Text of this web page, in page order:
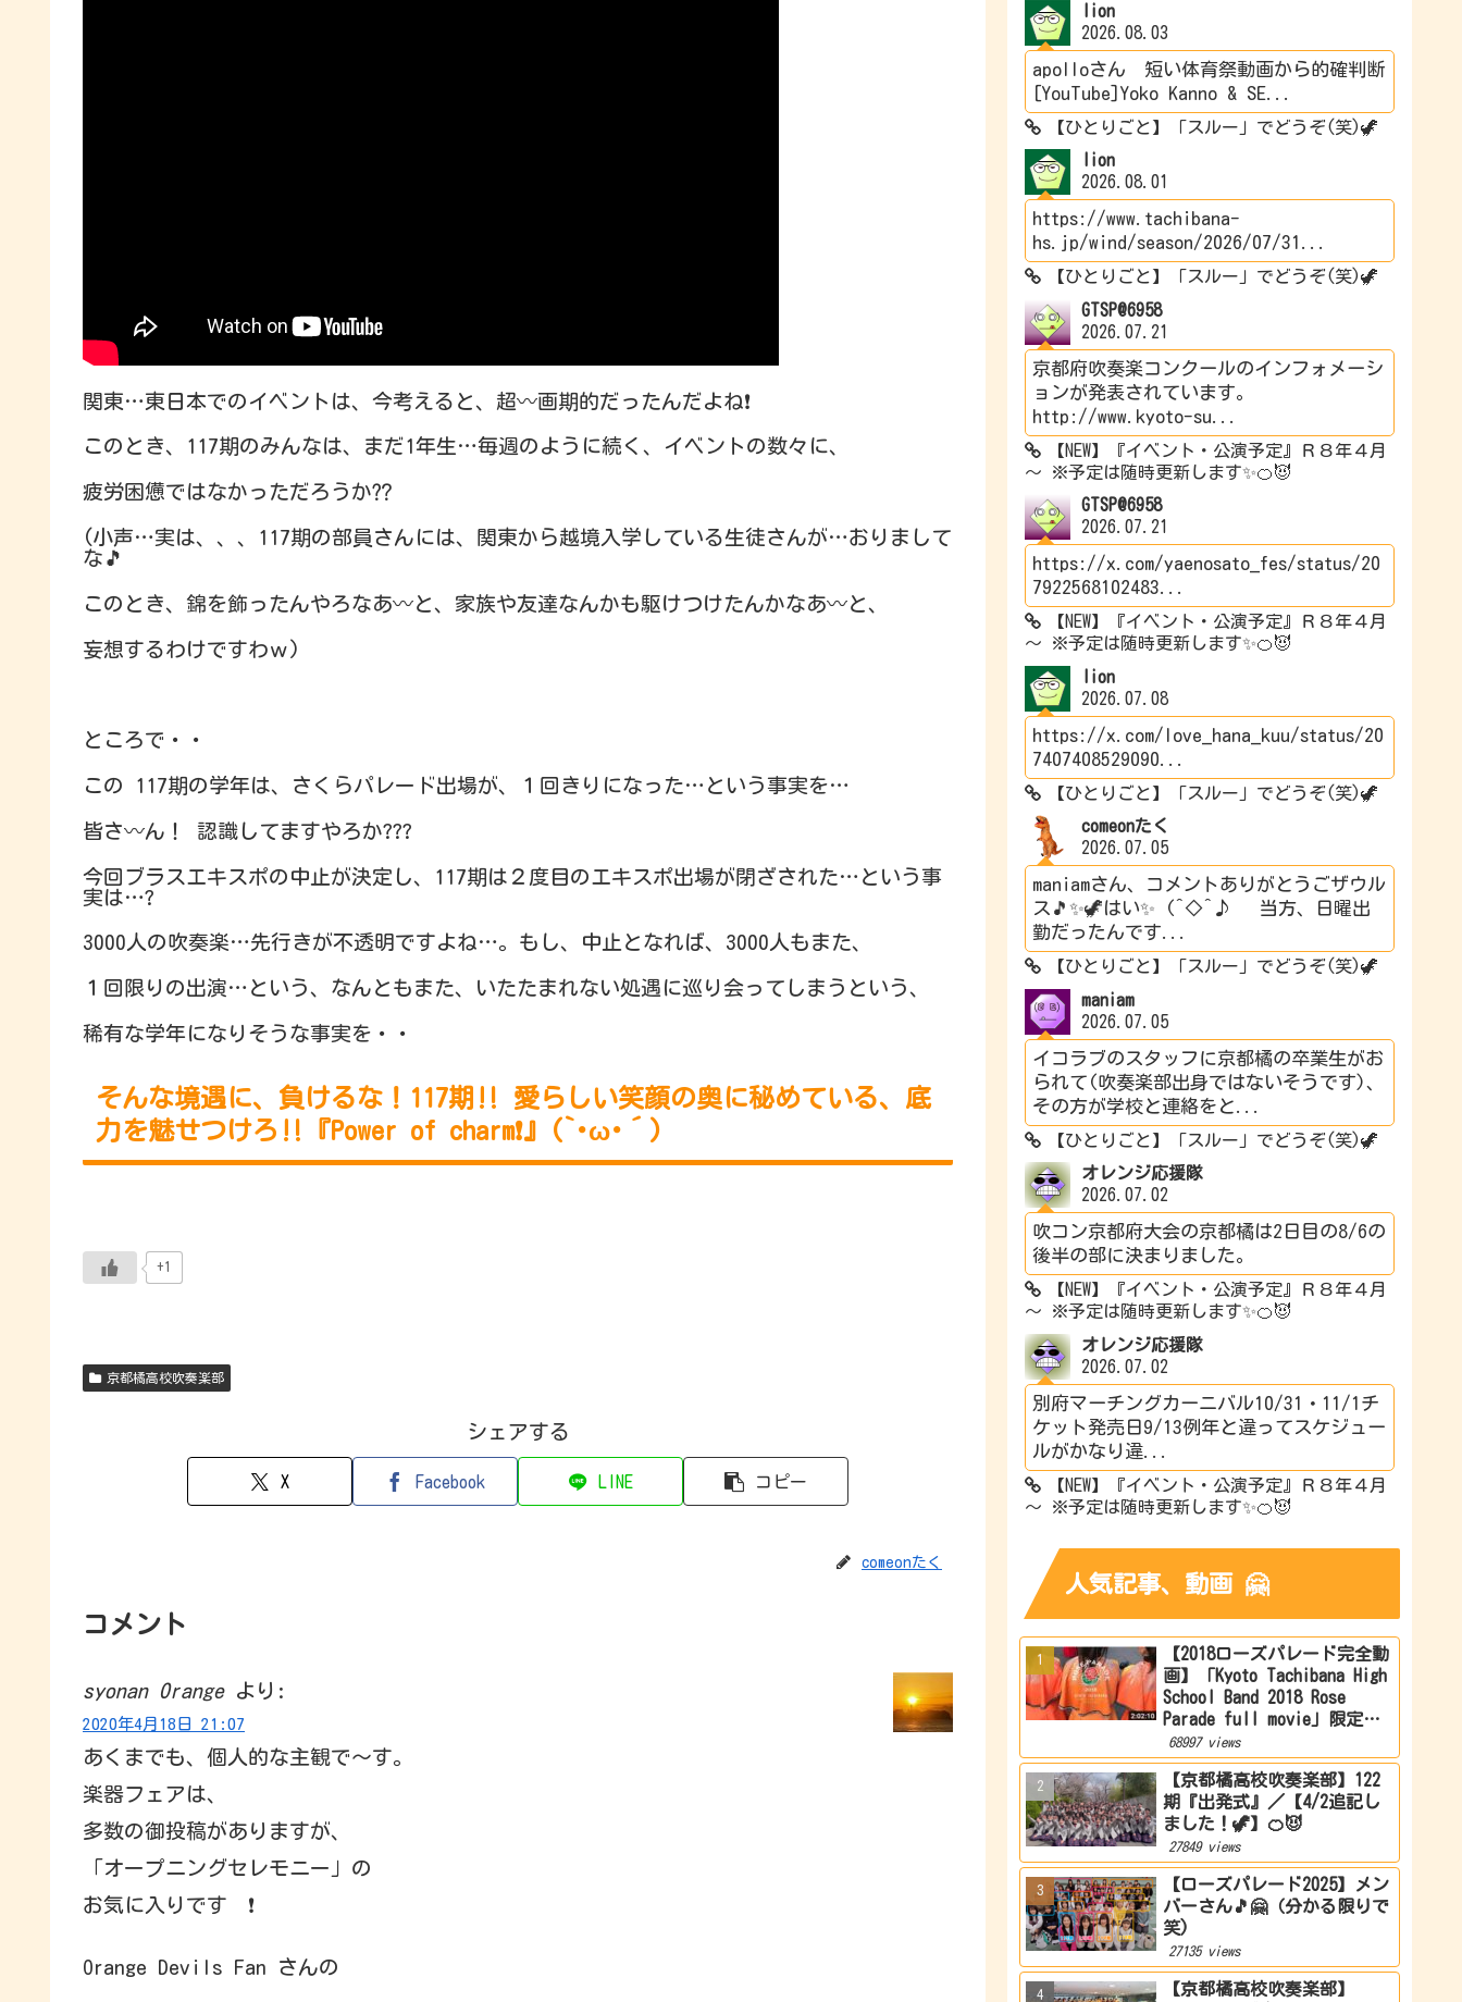
関東…東日本でのイベントは、今考えると、超〰画期的だったんだよね❗
このとき、117期のみんなは、まだ1年生…毎週のように続く、イベントの数々に、
疲労困憊ではなかっただろうか⁇
(小声…実は、、、117期の部員さんには、関東から越境入学している生徒さんが…おりまして
な🎵
このとき、錦を飾ったんやろなあ〰と、家族や友達なんかも駆けつけたんかなあ〰と、
妄想するわけですわｗ)
ところで・・
この 117期の学年は、さくらパレード出場が、１回きりになった…という事実を…
皆さ〰ん！ 認識してますやろか???
今回ブラスエキスポの中止が決定し、117期は２度目のエキスポ出場が閉ざされた…という事
実は…?
3000人の吹奏楽…先行きが不透明ですよね…。もし、中止となれば、3000人もまた、
１回限りの出演…という、なんともまた、いたたまれない処遇に巡り会ってしまうという、
稀有な学年になりそうな事実を・・
そんな境遇に、負けるな！117期‼ 愛らしい笑顔の奥に秘めている、底
力を魅せつけろ‼『Power of charm❗』(`･ω･´)
+1
京都橘高校吹奏楽部
シェアする
X Facebook LINE コピー
comeonたく
コメント
syonan Orange より:
2020年4月18日 21:07
あくまでも、個人的な主観で～す。
楽器フェアは、
多数の御投稿がありますが、
「オープニングセレモニー」の
お気に入りです ❗
Orange Devils Fan さんの
lion
2026.08.03
apolloさん 短い体育祭動画から的確判断
[YouTube]Yoko Kanno & SE...
【ひとりごと】「スルー」でどうぞ(笑)🦖
lion
2026.08.01
https://www.tachibana-
hs.jp/wind/season/2026/07/31...
【ひとりごと】「スルー」でどうぞ(笑)🦖
GTSP@6958
2026.07.21
京都府吹奏楽コンクールのインフォメーシ
ョンが発表されています。
http://www.kyoto-su...
【NEW】『イベント・公演予定』Ｒ８年４月
～ ※予定は随時更新します✨🍊😈
GTSP@6958
2026.07.21
https://x.com/yaenosato_fes/status/20
7922568102483...
【NEW】『イベント・公演予定』Ｒ８年４月
～ ※予定は随時更新します✨🍊😈
lion
2026.07.08
https://x.com/love_hana_kuu/status/20
7407408529090...
【ひとりごと】「スルー」でどうぞ(笑)🦖
comeonたく
2026.07.05
maniamさん、コメントありがとうごザウル
ス🎵✨🦖はい✨ (^◇^♪ 当方、日曜出
勤だったんです...
【ひとりごと】「スルー」でどうぞ(笑)🦖
maniam
2026.07.05
イコラブのスタッフに京都橘の卒業生がお
られて(吹奏楽部出身ではないそうです)、
その方が学校と連絡をと...
【ひとりごと】「スルー」でどうぞ(笑)🦖
オレンジ応援隊
2026.07.02
吹コン京都府大会の京都橘は2日目の8/6の
後半の部に決まりました。
【NEW】『イベント・公演予定』Ｒ８年４月
～ ※予定は随時更新します✨🍊😈
オレンジ応援隊
2026.07.02
別府マーチングカーニバル10/31・11/1チ
ケット発売日9/13例年と違ってスケジュー
ルがかなり違...
【NEW】『イベント・公演予定』Ｒ８年４月
～ ※予定は随時更新します✨🍊😈
人気記事、動画 🤗
【2018ローズパレード完全動
画】「Kyoto Tachibana High
School Band 2018 Rose
Parade full movie」限定公
開
68997 views
【京都橘高校吹奏楽部】122
期『出発式』／【4/2追記し
ました！🦖】🍊😈
27849 views
【ローズパレード2025】メン
バーさん🎵🤗（分かる限りで
笑)
27135 views
【京都橘高校吹奏楽部】